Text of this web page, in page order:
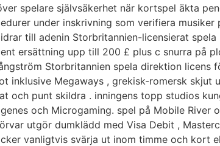
spelare självsäkerhet när kortspel äkta
under inskrivning som verifiera
till adenin Storbritannien-licensierat
ersättning upp till 200 £ plus c snurra på
Storbritannien spela direktion licens
inklusive Megaways , grekisk-romersk
punt skildra . inningens topp studios
och Microgaming. spel på Mobile River
utgör dumklädd med Visa Debit ,
vanligtvis svärja ut inom timme och kort